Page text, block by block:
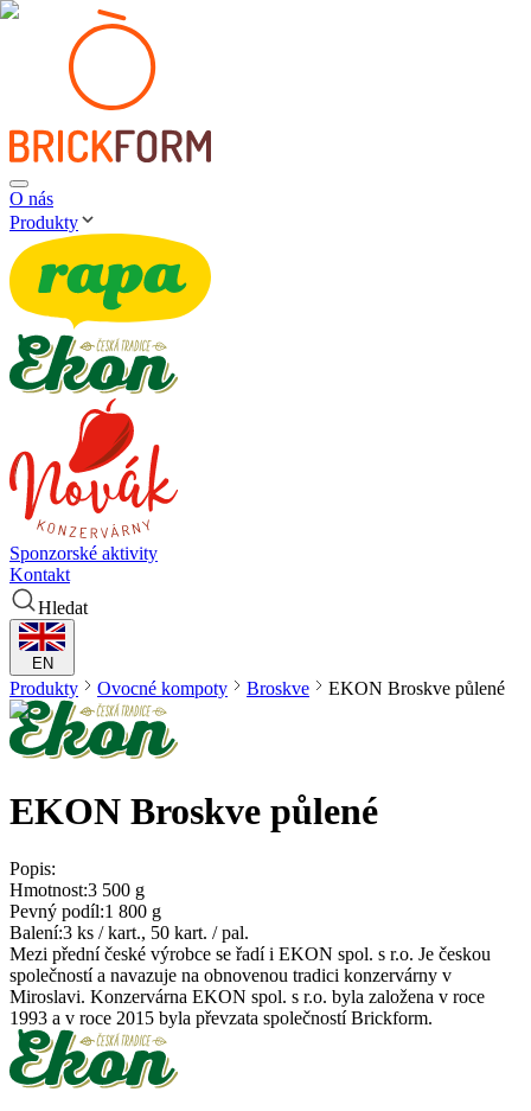
O nás
Produkty
Sponzorské aktivity
Kontakt
Hledat
EN
Produkty Ovocné kompoty Broskve EKON Broskve půlené
EKON Broskve půlené
Popis:
Hmotnost:3 500 g
Pevný podíl:1 800 g
Balení:3 ks / kart., 50 kart. / pal.
Mezi přední české výrobce se řadí i EKON spol. s r.o. Je českou
společností a navazuje na obnovenou tradici konzervárny v
Miroslavi. Konzervárna EKON spol. s r.o. byla založena v roce
1993 a v roce 2015 byla převzata společností Brickform.